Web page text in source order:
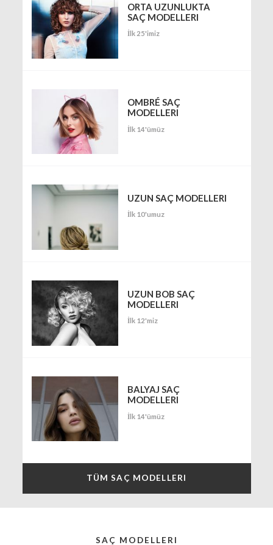
ORTA UZUNLUKTA
SAÇ MODELLERI
İlk 25'imiz
OMBRÉ SAÇ
MODELLERI
İlk 14'ümüz
UZUN SAÇ MODELLERI
İlk 10'umuz
UZUN BOB SAÇ
MODELLERI
İlk 12'miz
BALYAJ SAÇ
MODELLERI
İlk 14'ümüz
TÜM SAÇ MODELLERI
SAÇ MODELLERI